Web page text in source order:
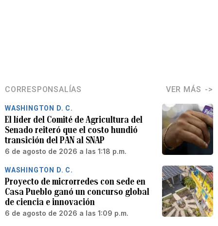
CORRESPONSALÍAS VER MÁS
WASHINGTON D. C.
El líder del Comité de Agricultura del
Senado reiteró que el costo hundió
transición del PAN al SNAP
6 de agosto de 2026 a las 1:18 p.m.
WASHINGTON D. C.
Proyecto de microrredes con sede en
Casa Pueblo ganó un concurso global
de ciencia e innovación
6 de agosto de 2026 a las 1:09 p.m.